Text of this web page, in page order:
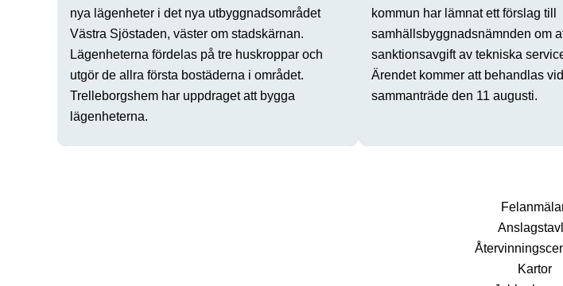
nya lägenheter i det nya utbyggnadsområdet
Västra Sjöstaden, väster om stadskärnan.
Lägenheterna fördelas på tre huskroppar och
utgör de allra första bostäderna i området.
Trelleborgshem har uppdraget att bygga
lägenheterna.
kommun har lämnat ett förslag till
samhällsbyggnadsnämnden om
sanktionsavgift av tekniska
Ärendet kommer att behandlas
sammanträde den 11 augusti.
Kartor